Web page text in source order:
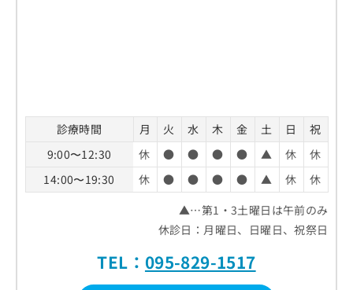
診療時間 月 火 水 木 金 土 日
祝
9:00〜12:30
休 ● ● ● ● ▲ 休
休
14:00〜19:30
休 ● ● ● ● ▲ 休
休
▲…第1・3土曜日は午前のみ
休診日：月曜日、日曜日、祝祭日
TEL： 095-829-1517